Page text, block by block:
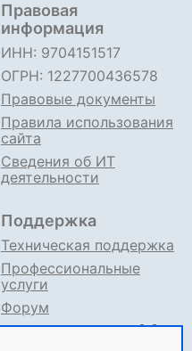
Правовая
информация
ИНН: 9704151517
ОГРН: 1227700436578
Правовые документы
Правила использования
сайта
Сведения об ИТ
деятельности
Поддержка
Техническая поддержка
Профессиональные
услуги
Форум
Поддержка в TG